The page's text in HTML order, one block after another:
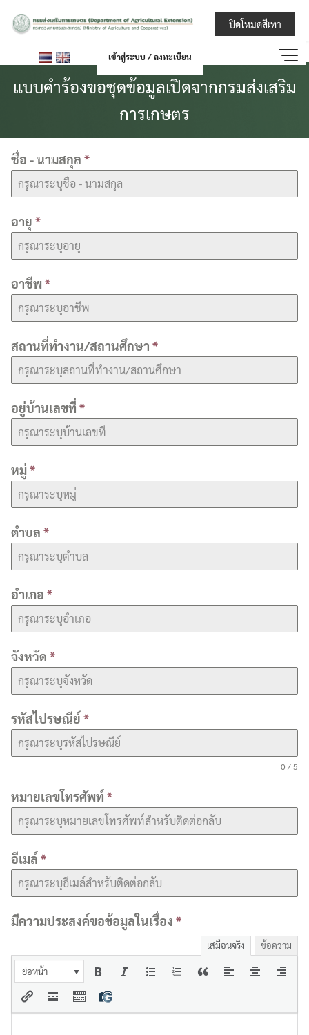
กรมส่งเสริมกา
เข้าสู่ระบบ / ลงทะเบียน
แบบคำร้องขอชุดข้อมูลเปิดจากกรมส่งเสริม
การเกษตร
ชื่อ - นามสกุล *
อายุ *
อาชีพ *
สถานที่ทำงาน/สถานศึกษา *
อยู่บ้านเลขที่ *
หมู่*
ตำบล *
อำเภอ *
จังหวัด *
รหัสไปรษณีย์ *
0 / 5
หมายเลขโทรศัพท์ *
อีเมล์ *
มีความประสงค์ขอข้อมูลในเรื่อง *
เสมือนจริง ข้อความ
ย่อหน้า
ปิดโหมดสีเทา